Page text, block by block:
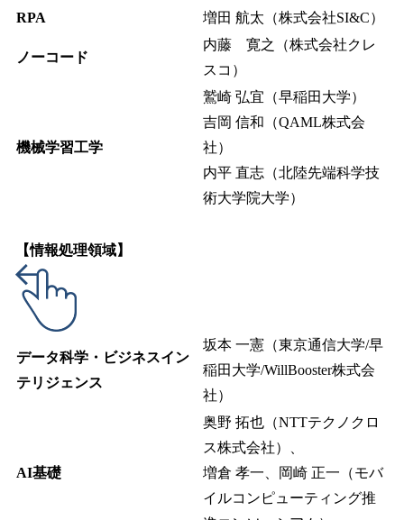
RPA
増田 航太（株式会社SI&C）
ノーコード
内藤 寛之（株式会社クレ
スコ）
機械学習工学
鷲崎 弘宜（早稲田大学）
吉岡 信和（QAML株式会
社）
内平 直志（北陸先端科学技
術大学院大学）
【情報処理領域】
データ科学・ビジネスイン
テリジェンス
坂本 一憲（東京通信大学/早
稲田大学/WillBooster株式会
社）
AI基礎
奥野 拓也（NTTテクノクロ
ス株式会社）、
増倉 孝一、岡崎 正一（モバ
イルコンピューティング推